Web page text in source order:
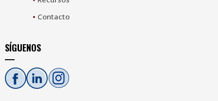
• Contacto
SÍGUENOS